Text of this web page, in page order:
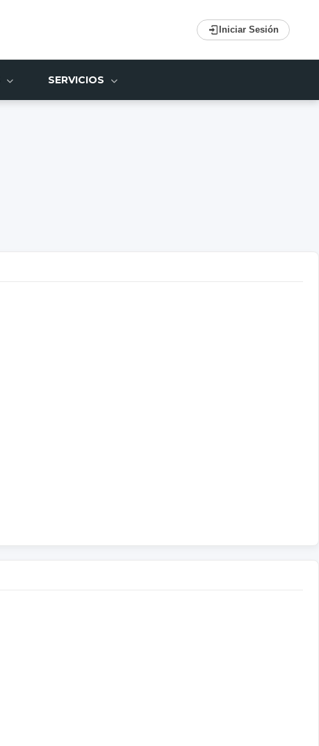
Iniciar Sesión
SERVICIOS